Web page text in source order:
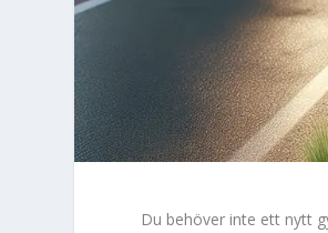
Du behöver inte ett nytt